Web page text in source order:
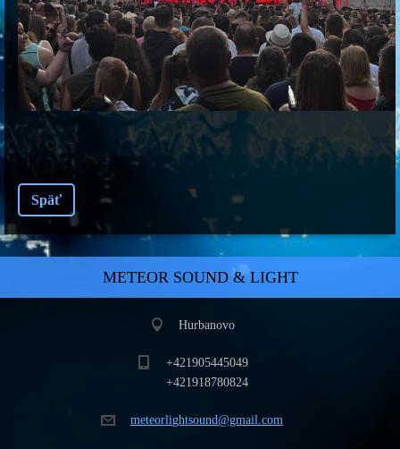
Späť
METEOR SOUND & LIGHT
Hurbanovo
+421905445049
+421918780824
meteorlightsound@gmail.com